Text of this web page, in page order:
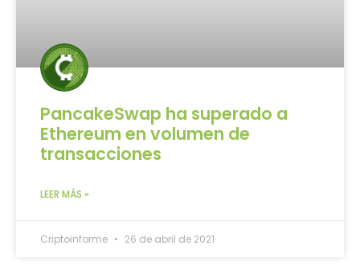
PancakeSwap ha superado a
Ethereum en volumen de
transacciones
LEER MÁS »
Criptoinforme 26 de abril de 2021